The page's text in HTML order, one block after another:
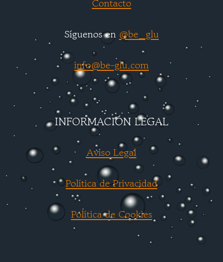
Contacto
Síguenos en @be_glu
info@be-glu.com
INFORMACIÓN LEGAL
Aviso Legal
Política de Privacidad
Política de Cookies